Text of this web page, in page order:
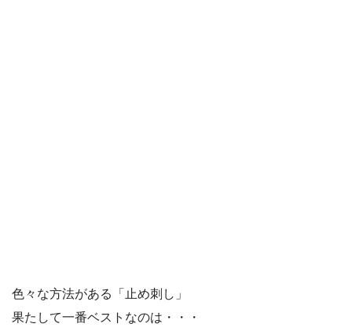
色々な方法がある「止め刺し」
果たして一番ベストなのは・・・